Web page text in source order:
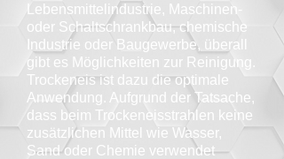
Lebensmittelindustrie, Maschinen-
oder Schaltschrankbau, chemische
Industrie oder Baugewerbe, überall
gibt es Möglichkeiten zur Reinigung.
Trockeneis ist dazu die optimale
Anwendung. Aufgrund der Tatsache,
dass beim Trockeneisstrahlen keine
zusätzlichen Mittel wie Wasser,
Sand oder Chemie verwendet